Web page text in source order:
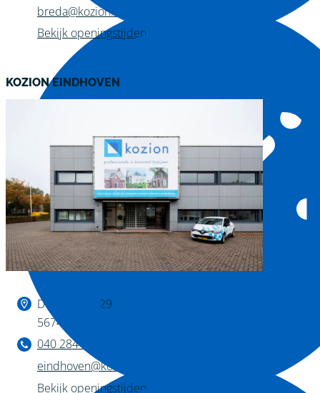
breda@kozion.nl
Bekijk openingstijden
KOZION EINDHOVEN
Binnen kijken?
De Huufkes 29
5674 TL Nuenen
040 284 1222
eindhoven@kozion.nl
Bekijk openingstijden